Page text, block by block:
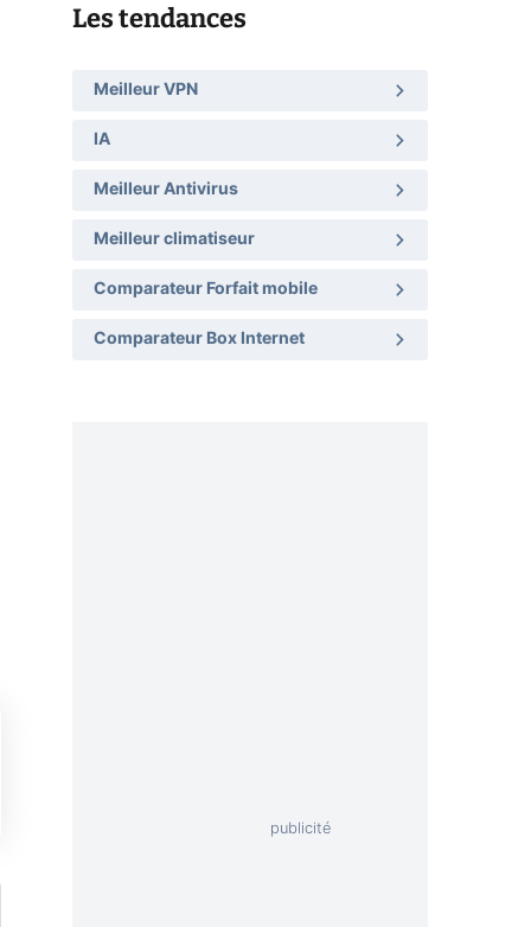
Les tendances
Meilleur VPN
IA
Meilleur Antivirus
Meilleur climatiseur
Comparateur Forfait mobile
Comparateur Box Internet